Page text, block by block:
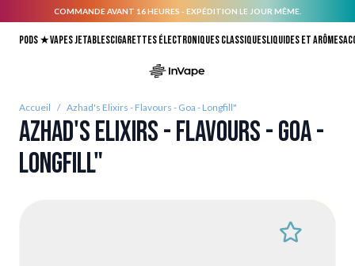
COMMANDE AVANT 16 HEURES - EXPÉDITION LE JOUR MÊME.
Pods ★Vapes jetablesCigarettes électroniques classiquesLiquides et arômes
Accueil / Azhad's Elixirs - Flavours - Goa - Longfill"
Azhad's Elixirs - Flavours - Goa -
Longfill"